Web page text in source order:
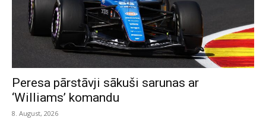
Peresa pārstāvji sākuši sarunas ar
‘Williams’ komandu
8. August, 2026